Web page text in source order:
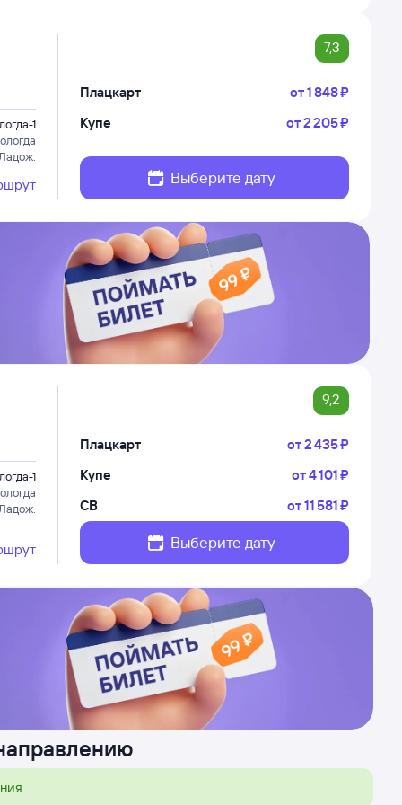
7,3
1
Плацкарт от1 ⁠848 ⁠₽
Купе
от2 ⁠205 ⁠₽
Выберите дату
9,2
1
Плацкарт от2 ⁠435 ⁠₽
Купе
от4 ⁠101 ⁠₽
СВ
от11 ⁠581 ⁠₽
Выберите дату